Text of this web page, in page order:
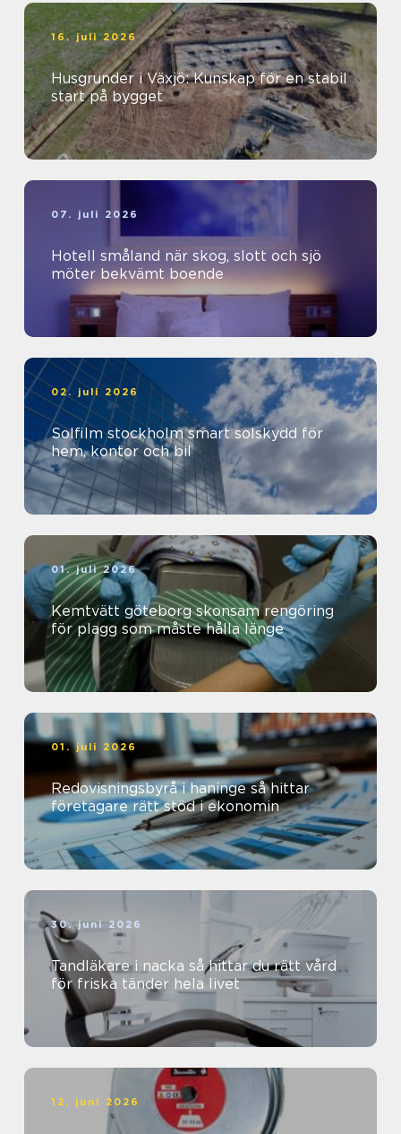
16. juli 2026
Husgrunder i Växjö: Kunskap för en stabil
start på bygget
07. juli 2026
Hotell småland när skog, slott och sjö
möter bekvämt boende
02. juli 2026
Solfilm stockholm smart solskydd för
hem, kontor och bil
01. juli 2026
Kemtvätt göteborg skonsam rengöring
för plagg som måste hålla länge
01. juli 2026
Redovisningsbyrå i haninge så hittar
företagare rätt stöd i ekonomin
30. juni 2026
Tandläkare i nacka så hittar du rätt vård
för friska tänder hela livet
12. juni 2026